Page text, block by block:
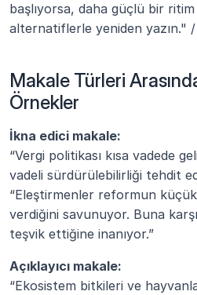
başlıyorsa, daha güçlü bir ritim
alternatiflerle yeniden yazın."
Makale Türleri
Örnekler
İkna edici makale:
“Vergi politikası kısa vadede
vadeli sürdürülebilirliği tehdit
“Eleştirmenler reformun
verdiğini savunuyor. Buna
teşvik ettiğine inanıyor.”
Açıklayıcı makale:
“Ekosistem bitkileri ve